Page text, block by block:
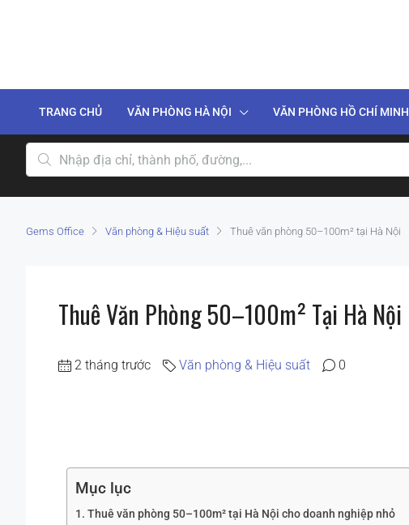
TRANG CHỦ VĂN PHÒNG HÀ NỘI VĂN PHÒNG HỒ CHÍ MINH
Gems Office Văn phòng & Hiệu suất Thuê văn phòng 50–100m² tại Hà Nội
Thuê Văn Phòng 50–100m² Tại Hà Nội
2 tháng trước Văn phòng & Hiệu suất 0
Mục lục
Thuê văn phòng 50–100m² tại Hà Nội cho doanh nghiệp nhỏ